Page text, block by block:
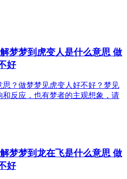
梦梦到虎变人是什么意思 做
好
思？做梦梦见虎变人好不好？梦见
和反应，也有梦者的主观想象，请
梦梦到龙在飞是什么意思 做
好